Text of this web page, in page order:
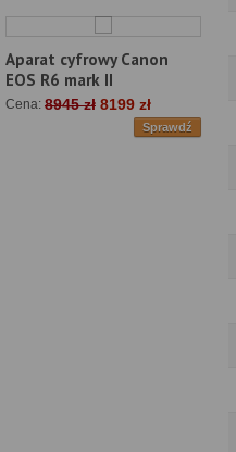
Aparat cyfrowy Canon
EOS R6 mark II
Cena: 8945 zł 8199 zł
Sprawdź